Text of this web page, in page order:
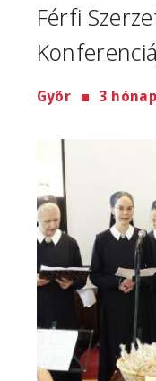
Férfi
Győr 3
Image